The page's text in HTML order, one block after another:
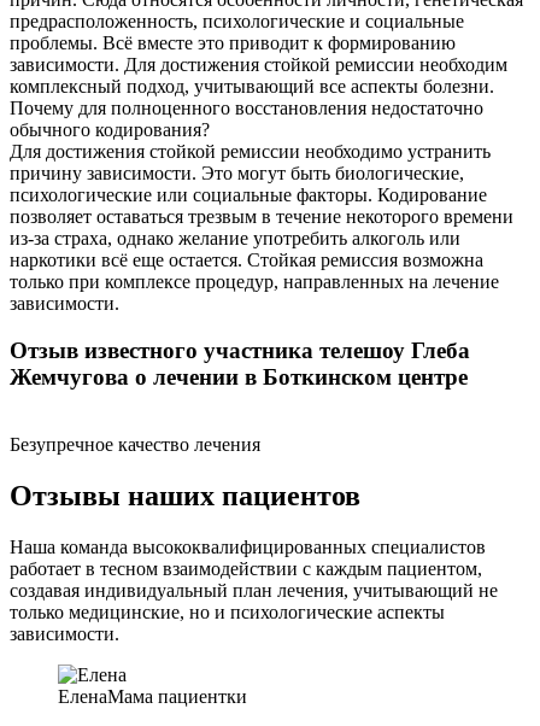
предрасположенность, психологические и социальные
проблемы. Всё вместе это приводит к формированию
зависимости. Для достижения стойкой ремиссии необходим
комплексный подход, учитывающий все аспекты болезни.
Почему для полноценного восстановления недостаточно
обычного кодирования?
Для достижения стойкой ремиссии необходимо устранить
причину зависимости. Это могут быть биологические,
психологические или социальные факторы. Кодирование
позволяет оставаться трезвым в течение некоторого времени
из-за страха, однако желание употребить алкоголь или
наркотики всё еще остается. Стойкая ремиссия возможна
только при комплексе процедур, направленных на лечение
зависимости.
Отзыв известного участника телешоу Глеба
Жемчугова о лечении в Боткинском центре
Безупречное качество лечения
Отзывы наших пациентов
Наша команда высококвалифицированных специалистов
работает в тесном взаимодействии с каждым пациентом,
создавая индивидуальный план лечения, учитывающий не
только медицинские, но и психологические аспекты
зависимости.
ЕленаМама пациентки